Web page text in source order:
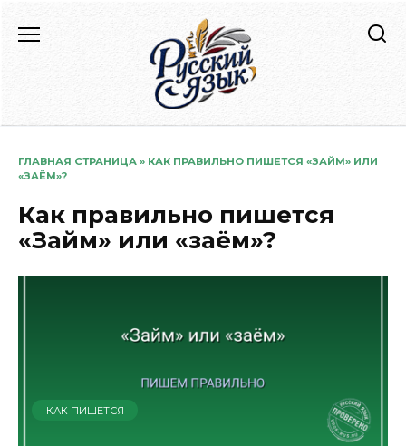
содержанию
ГЛАВНАЯ СТРАНИЦА » КАК ПРАВИЛЬНО ПИШЕТСЯ «ЗАЙМ» ИЛИ
«ЗАЁМ»?
Как правильно пишется
«Займ» или «заём»?
КАК ПИШЕТСЯ